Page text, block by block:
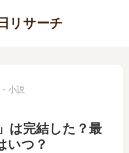
リサーチ
小説
は完結した？最
いつ？